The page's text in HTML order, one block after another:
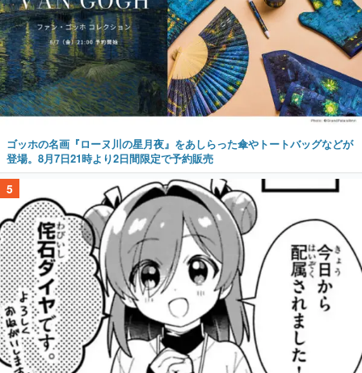
ゴッホの名画『ローヌ川の星月夜』をあしらった傘やトートバッグなどが
登場。8月7日21時より2日間限定で予約販売
5